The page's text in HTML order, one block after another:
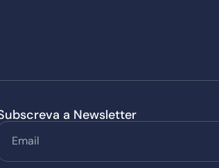
a Newsletter